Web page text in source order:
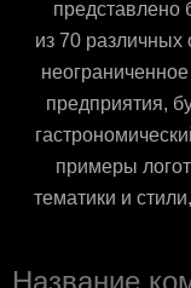
представлено
из 70 различных
предприятия,
примеры
тематики и